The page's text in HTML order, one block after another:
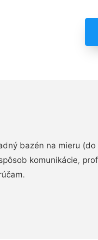
bazén na mieru (do
komunikácie,